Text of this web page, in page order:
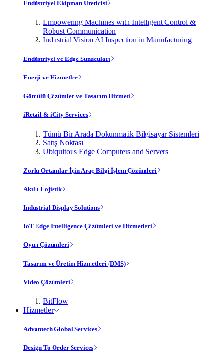
Endüstriyel Ekipman Üreticisi
Empowering Machines with Intelligent Control &
Robust Communication
Industrial Vision AI Inspection in Manufacturing
Endüstriyel ve Edge Sunucuları
Enerji ve Hizmetler
Gömülü Çözümler ve Tasarım Hizmeti
iRetail & iCity Services
Tümü Bir Arada Dokunmatik Bilgisayar Sistemleri
Satış Noktası
Ubiquitous Edge Computers and Servers
Zorlu Ortamlar İçin Araç Bilgi İşlem Çözümleri
Akıllı Lojistik
Industrial Display Solutions
IoT Edge Intelligence Çözümleri ve Hizmetleri
Oyun Çözümleri
Tasarım ve Üretim Hizmetleri (DMS)
Video Çözümleri
BitFlow
Hizmetler
Advantech Global Services
Design To Order Services